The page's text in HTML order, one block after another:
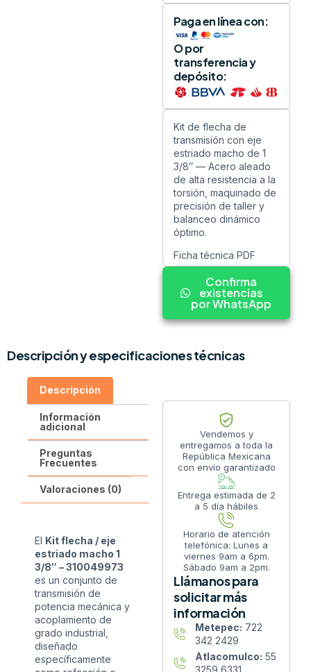
Paga en línea con:
O por
transferencia y
depósito:
Kit de flecha de
transmisión con eje
estriado macho de 1
3/8″ — Acero aleado
de alta resistencia a la
torsión, maquinado de
precisión de taller y
balanceo dinámico
óptimo.
Ficha técnica PDF
Confirma
existencias
por WhatsApp
Descripción y especificaciones técnicas
Descripción
Información
adicional
Preguntas
Frecuentes
Valoraciones (0)
El Kit flecha / eje
estriado macho 1
3/8″ – 310049973
es un conjunto de
transmisión de
potencia mecánica y
acoplamiento de
grado industrial,
diseñado
específicamente
Vendemos y
entregamos a toda la
República Mexicana
con envío garantizado
Entrega estimada de 2
a 5 día hábiles
Horario de atención
telefónica: Lunes a
viernes 9am a 6pm.
Sábado 9am a 2pm.
Llámanos para
solicitar más
información
Metepec: 722
342 2429
Atlacomulco: 55